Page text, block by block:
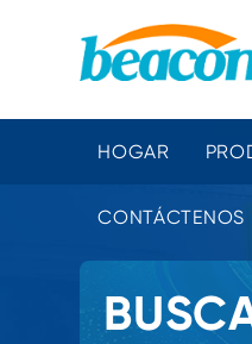
HOGAR
CONTÁCTENOS